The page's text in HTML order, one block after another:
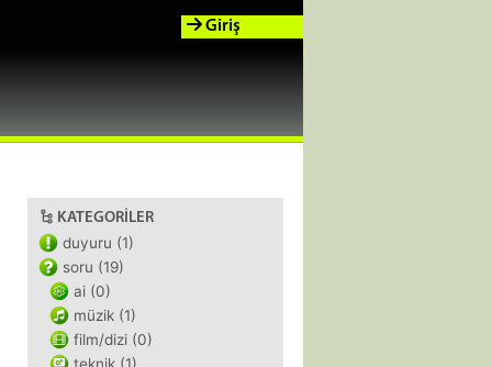
Giriş
KATEGORILER
duyuru (1)
soru (19)
ai (0)
müzik (1)
film/dizi (0)